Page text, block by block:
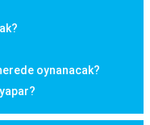
oynanacak?